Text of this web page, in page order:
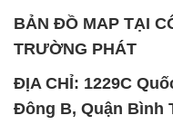
BẢN ĐỒ MAP TẠI
TRƯỜNG PHÁT
ĐỊA CHỈ: 1229C
Đông B, Quận Bình